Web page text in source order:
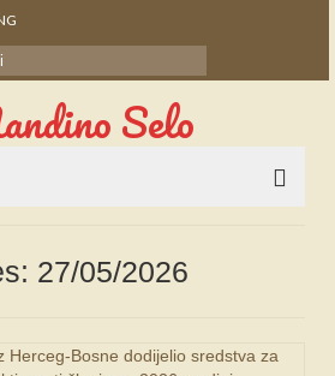
27/05/2026